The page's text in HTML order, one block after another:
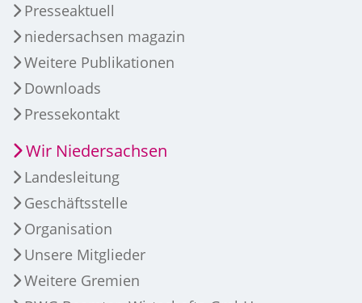
Presseaktuell
niedersachsen magazin
Weitere Publikationen
Downloads
Pressekontakt
Wir Niedersachsen
Landesleitung
Geschäftsstelle
Organisation
Unsere Mitglieder
Weitere Gremien